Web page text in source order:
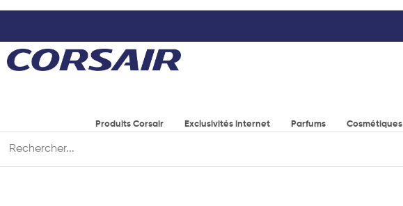
Produits Corsair Exclusivités internet Parfums Cosmétiques